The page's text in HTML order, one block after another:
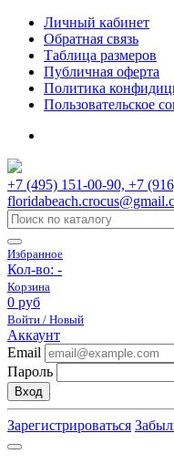
Личный кабинет
Обратная связь
Таблица размеров
Публичная оферта
Политика
Пользовательское
+7 (495) 151-00-90, +7
Избранное
Кол-во: -
Корзина
0 руб
Войти / Новый
Аккаунт
Email
Пароль
Вход
Зарегистрироваться